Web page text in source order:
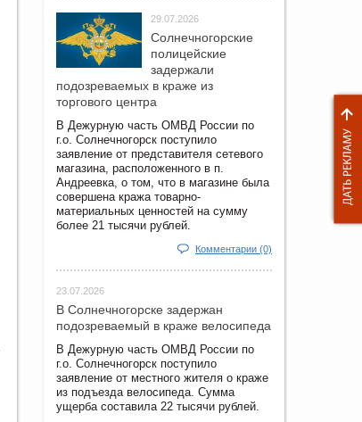
29.07.2026
Солнечногорские
полицейские
задержали
подозреваемых в краже из
торгового центра
В Дежурную часть ОМВД России по
г.о. Солнечногорск поступило
заявление от представителя сетевого
магазина, расположенного в п.
Андреевка, о том, что в магазине была
совершена кража товарно-
материальных ценностей на сумму
более 21 тысячи рублей.
Комментарии (0)
23.07.2026
В Солнечногорске задержан
подозреваемый в краже велосипеда
В Дежурную часть ОМВД России по
г.о. Солнечногорск поступило
заявление от местного жителя о краже
из подъезда велосипеда. Сумма
ущерба составила 22 тысячи рублей.